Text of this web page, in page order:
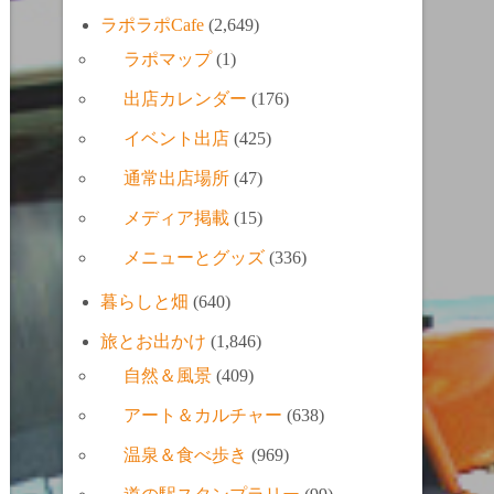
ラポラポCafe (2,649)
ラポマップ(1)
出店カレンダー (176)
イベント出店 (425)
通常出店場所 (47)
メディア掲載 (15)
メニューとグッズ (336)
暮らしと畑 (640)
旅とお出かけ (1,846)
自然＆風景 (409)
アート＆カルチャー (638)
温泉＆食べ歩き (969)